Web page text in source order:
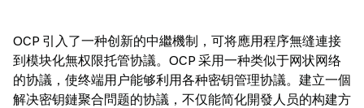
OCP 引入了一种创新的中繼機制，可将應用程序無缝連接
到模块化無权限托管协議。OCP 采用一种类似于网状网络
的协議，使终端用户能够利用各种密钥管理协議。建立一個
解决密钥鏈聚合問题的协議，不仅能简化開發人员的构建方